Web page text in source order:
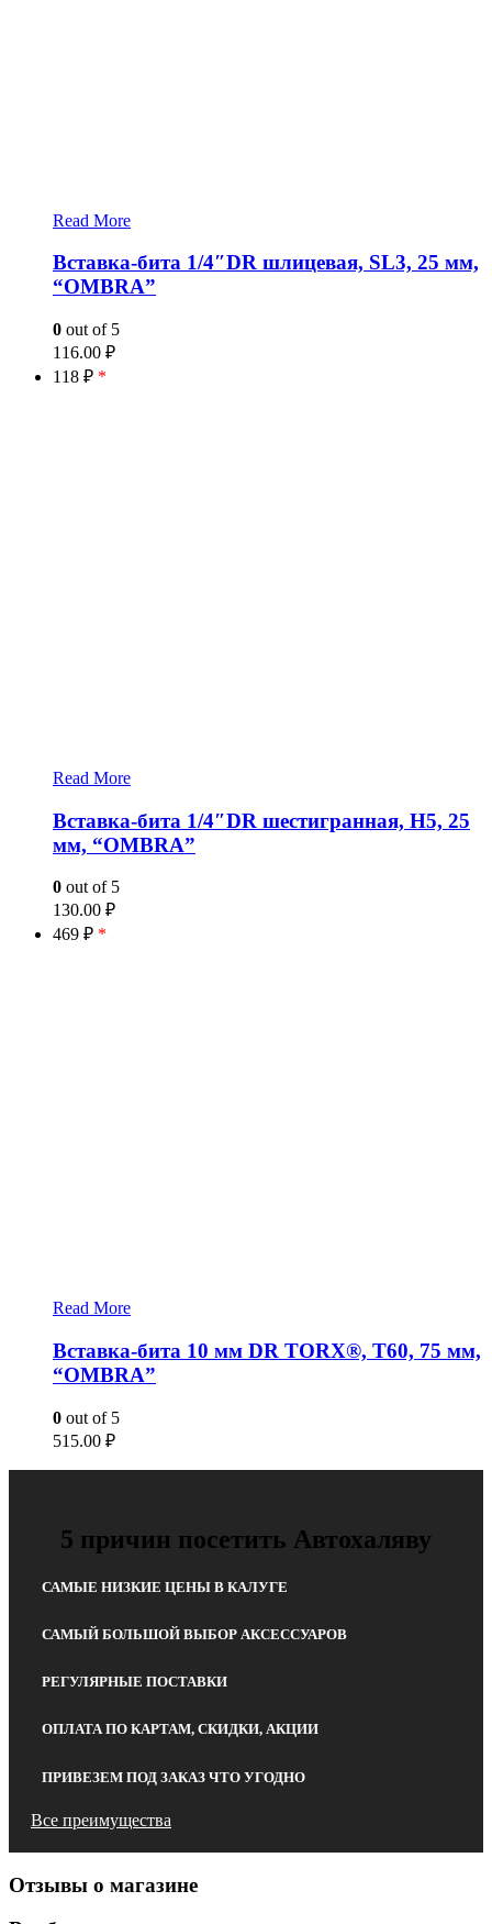
Read More
Вставка-бита 1/4″DR шлицевая, SL3, 25 мм,
“OMBRA”
0 out of 5
116.00 ₽
118 ₽ *
Read More
Вставка-бита 1/4″DR шестигранная, H5, 25
мм, “OMBRA”
0 out of 5
130.00 ₽
469 ₽ *
Read More
Вставка-бита 10 мм DR TORX®, T60, 75 мм,
“OMBRA”
0 out of 5
515.00 ₽
5 причин посетить Автохаляву
САМЫЕ НИЗКИЕ ЦЕНЫ В КАЛУГЕ
САМЫЙ БОЛЬШОЙ ВЫБОР АКСЕССУАРОВ
РЕГУЛЯРНЫЕ ПОСТАВКИ
ОПЛАТА ПО КАРТАМ, СКИДКИ, АКЦИИ
ПРИВЕЗЕМ ПОД ЗАКАЗ ЧТО УГОДНО
Все преимущества
Отзывы о магазине